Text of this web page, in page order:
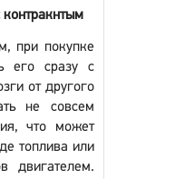
контракнтым
при покупке
его сразу с
от другого
не совсем
что может
топлива или
двигателем.